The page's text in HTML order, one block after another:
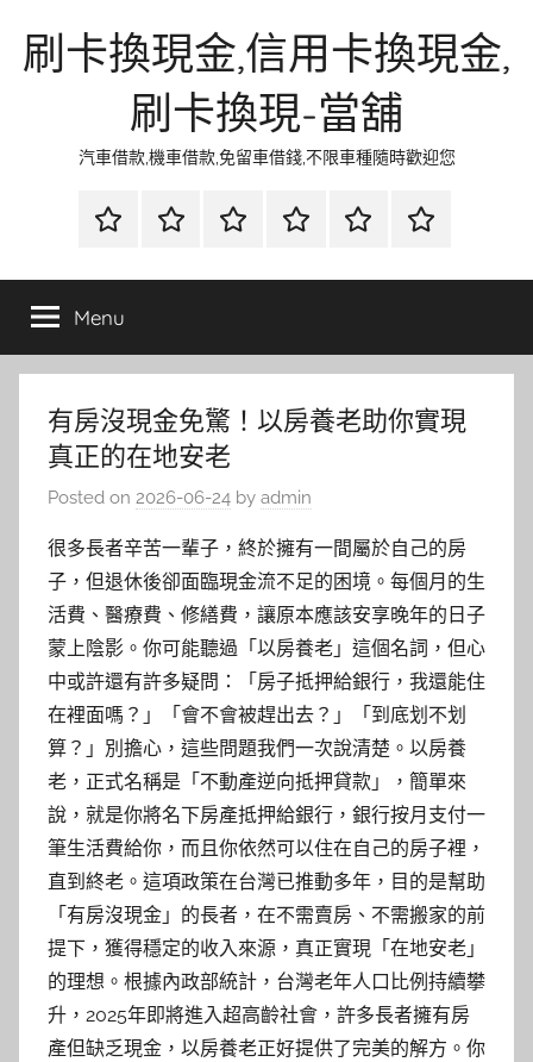
刷卡換現金,信用卡換現金,
刷卡換現-當舖
汽車借款,機車借款,免留車借錢,不限車種隨時歡迎您
首
當
金
網
資
流
時
環
清
聯
徵
Menu
有房沒現金免驚！以房養老助你實現
真正的在地安老
Posted on 2026-06-24 by admin
很多長者辛苦一輩子，終於擁有一間屬於自己的房
子，但退休後卻面臨現金流不足的困境。每個月的生
活費、醫療費、修繕費，讓原本應該安享晚年的日子
蒙上陰影。你可能聽過「以房養老」這個名詞，但心
中或許還有許多疑問：「房子抵押給銀行，我還能住
在裡面嗎？」「會不會被趕出去？」「到底划不划
算？」別擔心，這些問題我們一次說清楚。以房養
老，正式名稱是「不動產逆向抵押貸款」，簡單來
說，就是你將名下房產抵押給銀行，銀行按月支付一
筆生活費給你，而且你依然可以住在自己的房子裡，
直到終老。這項政策在台灣已推動多年，目的是幫助
「有房沒現金」的長者，在不需賣房、不需搬家的前
提下，獲得穩定的收入來源，真正實現「在地安老」
的理想。根據內政部統計，台灣老年人口比例持續攀
升，2025年即將進入超高齡社會，許多長者擁有房
產但缺乏現金，以房養老正好提供了完美的解方。你